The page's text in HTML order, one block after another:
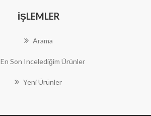
İŞLEMLER
Arama
En Son Incelediğim Ürünler
Yeni Ürünler